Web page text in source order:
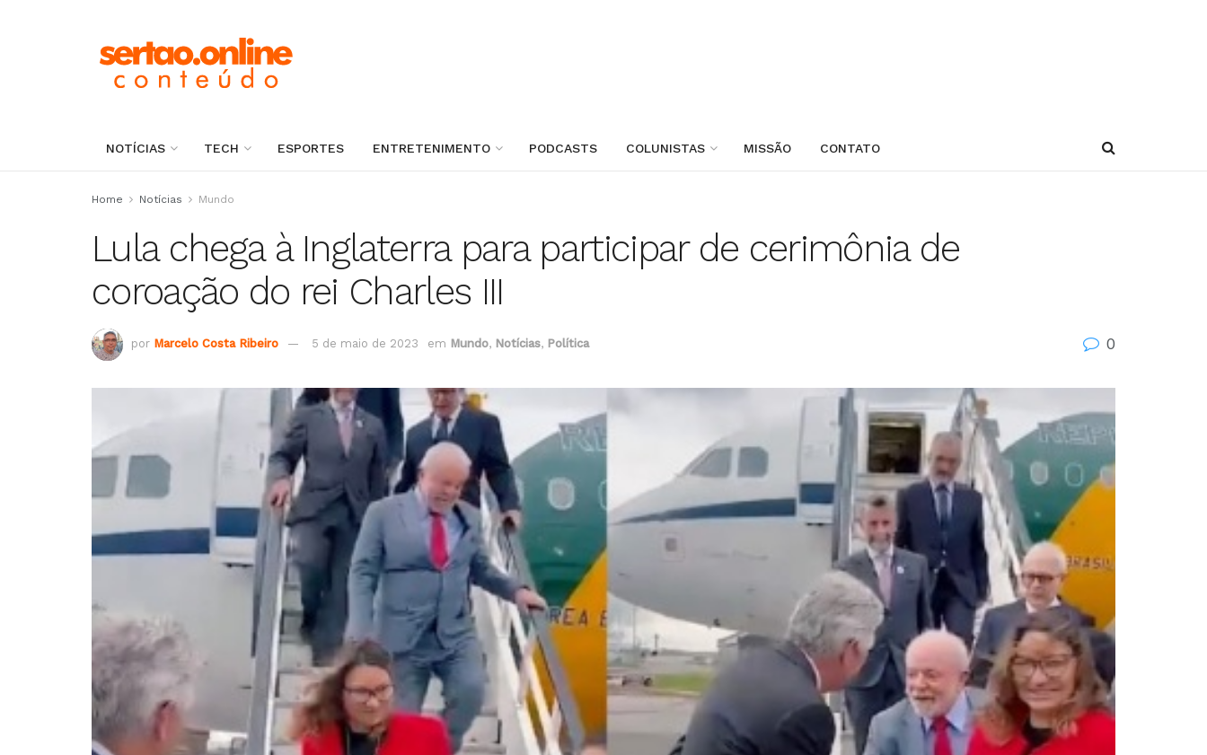
NOTÍCIAS TECH ESPORTES ENTRETENIMENTO PODCASTS COLUNISTAS MISSÃO CONTATO
Home Notícias Mundo
Lula chega à Inglaterra para participar de cerimônia de
coroação do rei Charles III
por Marcelo Costa Ribeiro 5 de maio de 2023 em Mundo, Notícias, Política 0